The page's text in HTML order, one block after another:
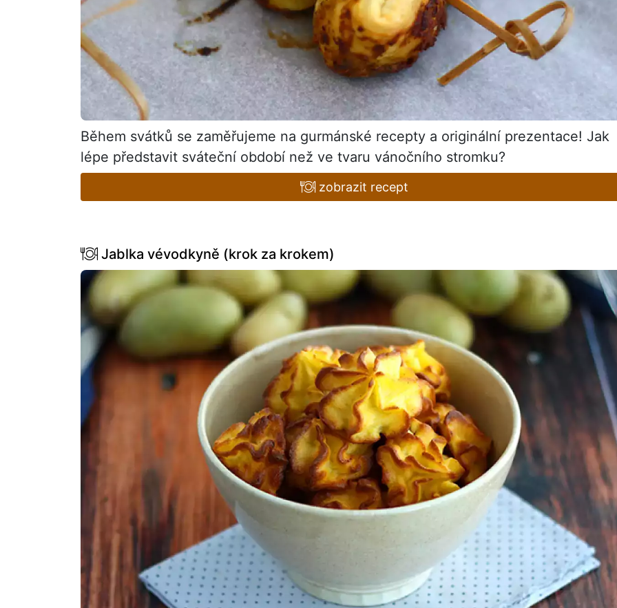
Během svátků se zaměřujeme na gurmánské recepty a originální prezentace! Jak
lépe představit sváteční období než ve tvaru vánočního stromku?
zobrazit recept
Jablka vévodkyně (krok za krokem)